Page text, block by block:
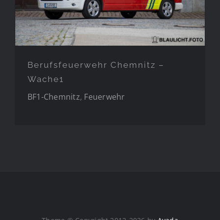
Berufsfeuerwehr Chemnitz –
Wache1
BF1-Chemnitz, Feuerwehr